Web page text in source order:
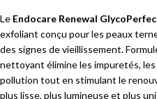
Le Endocare Renewal
exfoliant conçu pour les peaux
des signes de vieillissement.
nettoyant élimine les impuretés,
pollution tout en stimulant le
plus lisse, plus lumineuse et plus